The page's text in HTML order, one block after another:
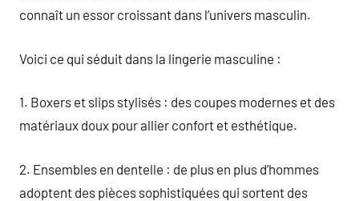
connaît un essor croissant dans l’univers masculin.
Voici ce qui séduit dans la lingerie masculine :
1. Boxers et slips stylisés : des coupes modernes et des
matériaux doux pour allier confort et esthétique.
2. Ensembles en dentelle : de plus en plus d’hommes
adoptent des pièces sophistiquées qui sortent des